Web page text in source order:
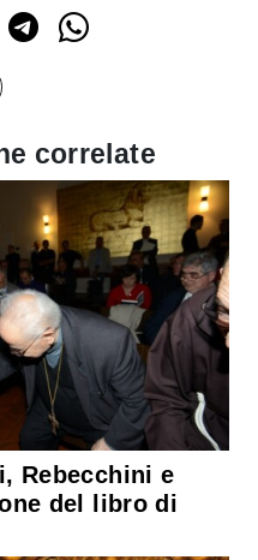
correlate
Rebecchini e
del libro di